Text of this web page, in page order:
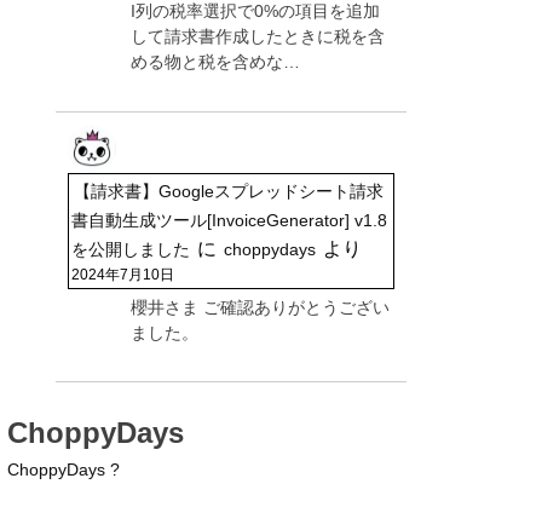
I列の税率選択で0%の項目を追加
して請求書作成したときに税を含
める物と税を含めな…
【請求書】Googleスプレッドシート請求
書自動生成ツール[InvoiceGenerator] v1.8
を公開しました に choppydays より
2024年7月10日
櫻井さま ご確認ありがとうござい
ました。
ChoppyDays
ChoppyDays ?